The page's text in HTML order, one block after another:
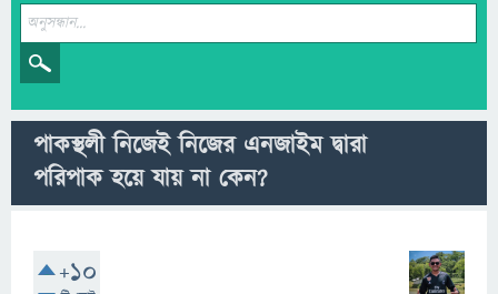
পাকস্থলী নিজেই নিজের এনজাইম দ্বারা
পরিপাক হয়ে যায় না কেন?
+10